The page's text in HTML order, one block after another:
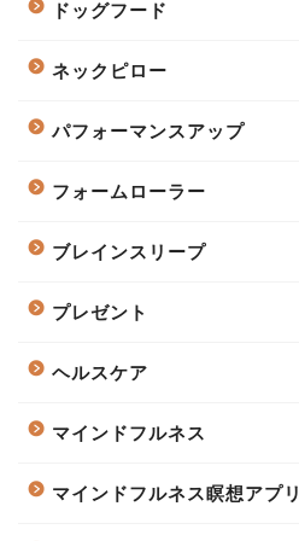
ドッグフード
ネックピロー
パフォーマンスアップ
フォームローラー
ブレインスリープ
プレゼント
ヘルスケア
マインドフルネス
マインドフルネス瞑想アプリ